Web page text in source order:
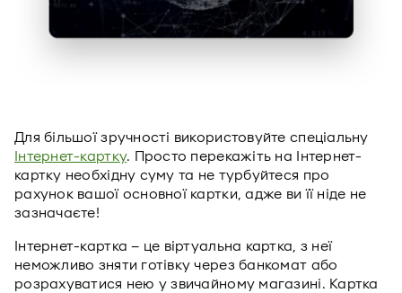
Для більшої зручності використовуйте спеціальну
Інтернет-картку. Просто перекажіть на Інтернет-
картку необхідну суму та не турбуйтеся про
рахунок вашої основної картки, адже ви її ніде не
зазначаєте!
Інтернет-картка – це віртуальна картка, з неї
неможливо зняти готівку через банкомат або
розрахуватися нею у звичайному магазині. Картка